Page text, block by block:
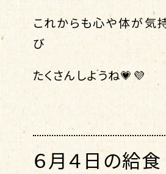
これからも心や体が気
び
たくさんしようね💗💜
６月４日の給食